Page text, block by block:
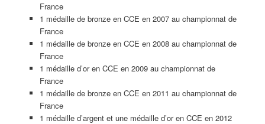
France
1 médaille de bronze en CCE en 2007 au championnat de
France
1 médaille de bronze en CCE en 2008 au championnat de
France
1 médaille d’or en CCE en 2009 au championnat de
France
1 médaille de bronze en CCE en 2011 au championnat de
France
1 médaille d’argent et une médaille d’or en CCE en 2012